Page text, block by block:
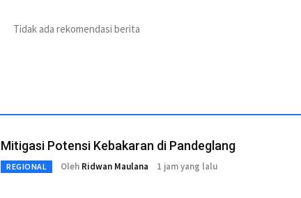
Tidak ada rekomendasi berita
Mitigasi Potensi Kebakaran di Pandeglang
REGIONAL Oleh Ridwan Maulana 1 jam yang lalu